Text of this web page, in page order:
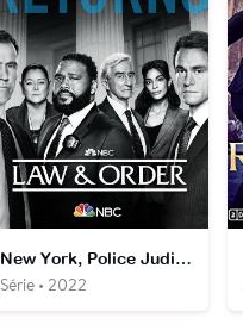
New York, Police Judiciaire
Série • 2022